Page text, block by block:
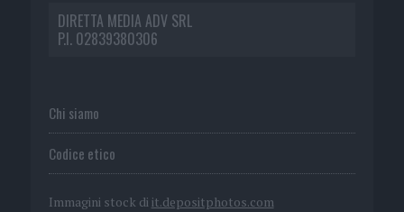
DIRETTA MEDIA ADV SRL
P.I. 02839380306
Chi siamo
Codice etico
Immagini stock di it.depositphotos.com